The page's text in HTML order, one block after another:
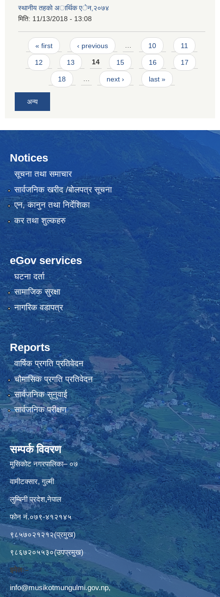
स्थानीय तहकाे अार्थिक एेन,२०७४
मिति: 11/13/2018 - 13:08
Pages
« first ‹ previous … 10 11
12 13 14 15 16 17
18 … next › last »
अन्य
Notices
सूचना तथा समाचार
सार्वजनिक खरीद /बोलपत्र सूचना
एन, कानुन तथा निर्देशिका
कर तथा शुल्कहरु
eGov services
घटना दर्ता
सामाजिक सुरक्षा
नागरिक वडापत्र
Reports
वार्षिक प्रगति प्रतिवेदन
चौमासिक प्रगति प्रतिवेदन
सार्वजनिक सुनुवाई
सार्वजनिक परीक्षण
सम्पर्क विवरण
मुसिकोट नगरपालिका– ०७
वामीटक्सार, गुल्मी
लुम्बिनी प्रदेश,नेपाल
फोन नं.०७९-४१२१४५
९८५७०२१२१२(प्रमुख)
९८६७२०५५३०(उपप्रमुख)
इमेलः–
info@musikotmungulmi.gov.np,